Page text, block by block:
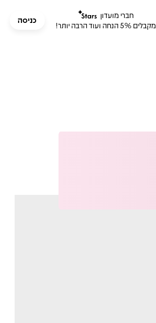
חברי מועדון
מקבלים 5% הנחה ועוד הרבה יותר!
כניסה